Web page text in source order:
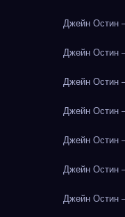
Джейн Остин
Джейн Остин
Джейн Остин
Джейн Остин
Джейн Остин
Джейн Остин
Джейн Остин